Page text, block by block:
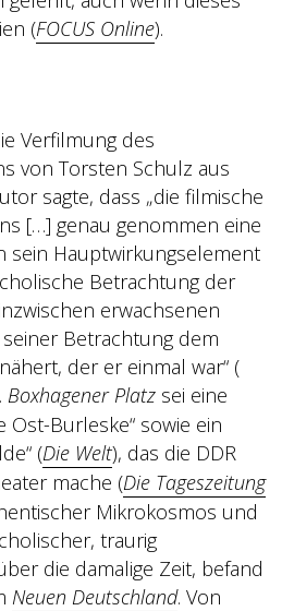
(FOCUS Online).
Verfilmung des
von Torsten Schulz aus
sagte, dass „die filmische
[…] genau genommen eine
sein Hauptwirkungselement
Betrachtung der
erwachsenen
Betrachtung dem
der er einmal war“ (
Boxhagener Platz sei eine
Ost-Burleske“ sowie ein
(Die Welt), das die DDR
mache (Die Tageszeitung
Mikrokosmos und
traurig
die damalige Zeit, befand
Neuen Deutschland. Von